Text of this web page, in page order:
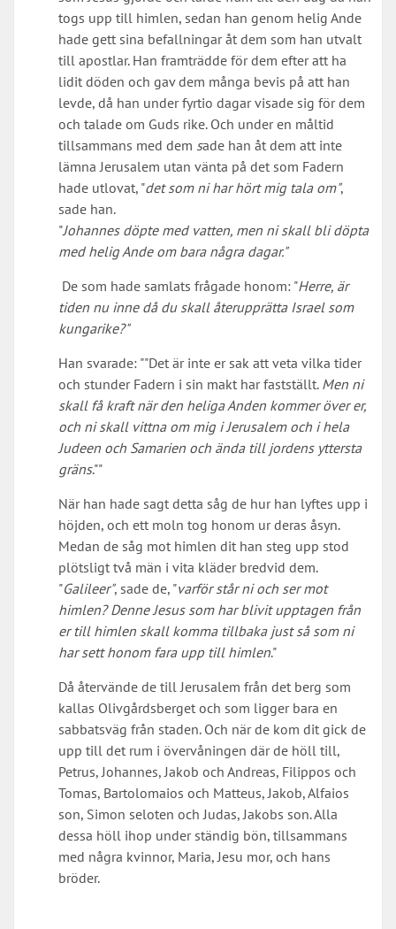
togs upp till himlen, sedan han genom helig Ande
hade gett sina befallningar åt dem som han utvalt
till apostlar. Han framträdde för dem efter att ha
lidit döden och gav dem många bevis på att han
levde, då han under fyrtio dagar visade sig för dem
och talade om Guds rike. Och under en måltid
tillsammans med dem sade han åt dem att inte
lämna Jerusalem utan vänta på det som Fadern
hade utlovat, "det som ni har hört mig tala om",
sade han.
"Johannes döpte med vatten, men ni skall bli döpta
med helig Ande om bara några dagar."
De som hade samlats frågade honom: "Herre, är
tiden nu inne då du skall återupprätta Israel som
kungarike?"
Han svarade: ""Det är inte er sak att veta vilka tider
och stunder Fadern i sin makt har fastställt. Men ni
skall få kraft när den heliga Anden kommer över er,
och ni skall vittna om mig i Jerusalem och i hela
Judeen och Samarien och ända till jordens yttersta
gräns.""
När han hade sagt detta såg de hur han lyftes upp i
höjden, och ett moln tog honom ur deras åsyn.
Medan de såg mot himlen dit han steg upp stod
plötsligt två män i vita kläder bredvid dem.
"Galileer", sade de, "varför står ni och ser mot
himlen? Denne Jesus som har blivit upptagen från
er till himlen skall komma tillbaka just så som ni
har sett honom fara upp till himlen."
Då återvände de till Jerusalem från det berg som
kallas Olivgårdsberget och som ligger bara en
sabbatsväg från staden. Och när de kom dit gick de
upp till det rum i övervåningen där de höll till,
Petrus, Johannes, Jakob och Andreas, Filippos och
Tomas, Bartolomaios och Matteus, Jakob, Alfaios
son, Simon seloten och Judas, Jakobs son. Alla
dessa höll ihop under ständig bön, tillsammans
med några kvinnor, Maria, Jesu mor, och hans
bröder.